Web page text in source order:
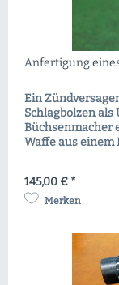
Anfertigung
Ein
Schlagbolzen
Büchsenmacher
Waffe aus
der Waffe
145,00 € *
Merken